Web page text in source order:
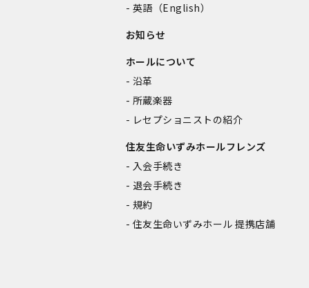
英語（English）
お知らせ
ホールについて
沿革
所蔵楽器
レセプショニストの紹介
住友生命いずみホールフレンズ
入会手続き
退会手続き
規約
住友生命いずみホール 提携店舗